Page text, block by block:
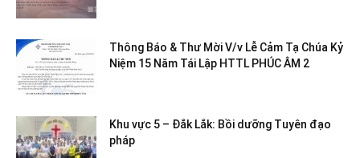
Thông Báo & Thư Mời V/v Lễ Cảm Tạ Chúa Kỷ
Niệm 15 Năm Tái Lập HTTL PHÚC ÂM 2
Khu vực 5 – Đắk Lắk: Bồi dưỡng Tuyên đạo
pháp